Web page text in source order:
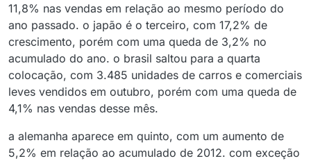
11,8% nas vendas em relação ao mesmo período do
ano passado. o japão é o terceiro, com 17,2% de
crescimento, porém com uma queda de 3,2% no
acumulado do ano. o brasil saltou para a quarta
colocação, com 3.485 unidades de carros e comerciais
leves vendidos em outubro, porém com uma queda de
4,1% nas vendas desse mês.
a alemanha aparece em quinto, com um aumento de
5,2% em relação ao acumulado de 2012. com exceção